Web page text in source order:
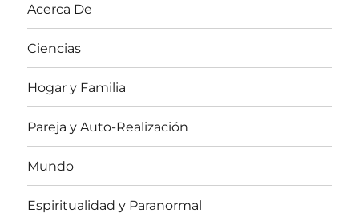
Acerca De
Ciencias
Hogar y Familia
Pareja y Auto-Realización
Mundo
Espiritualidad y Paranormal